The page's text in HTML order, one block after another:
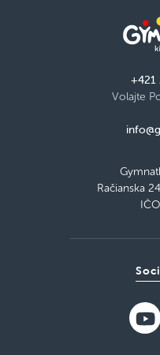
+421
Volajte
Račianska